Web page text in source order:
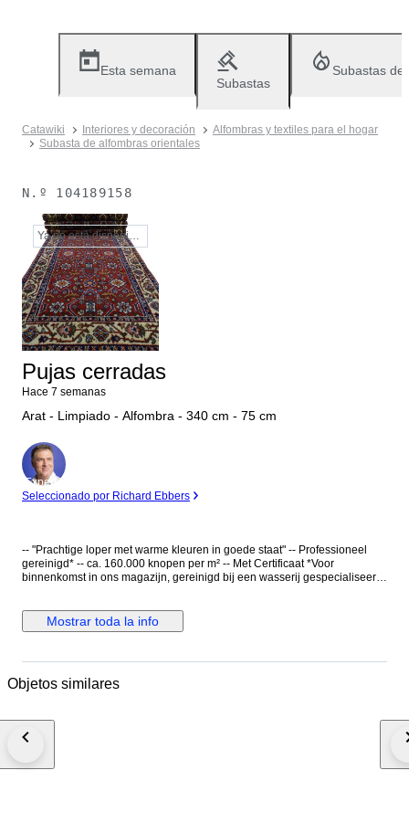
Esta semana
Subastas
Subastas
Catawiki Interiores y decoración
Alfombras y textiles para el hogar
Subasta de alfombras orientales
N.º 104189158
Ya no está disponible
Pujas cerradas
Hace 7 semanas
Arat - Limpiado - Alfombra - 340 cm - 75 cm
Experto
Seleccionado por Richard Ebbers
-- "Prachtige loper met warme kleuren in goede staat" -- Professioneel
gereinigd* -- ca. 160.000 knopen per m² -- Met Certificaat *Voor
binnenkomst in ons magazijn, gereinigd bij een wasserij gespecialiseerd
materialen. De manier van knopen en diversiteit in patronen maken dit
kleed tot een unicum en benadrukken het authentieke en ambachtelijke
lange levensduur. Dit is een gebruikt, gereinigd tapijt dat zo neergelegd
en bruin-, groen- en blauwtinten Bijzonderheden: Rijke abrash (onderling
Gebruikssporen: - Bekijk de foto's voor uw eigen oordeel. Dit kleed wordt
Mostrar toda la info
Objetos similares